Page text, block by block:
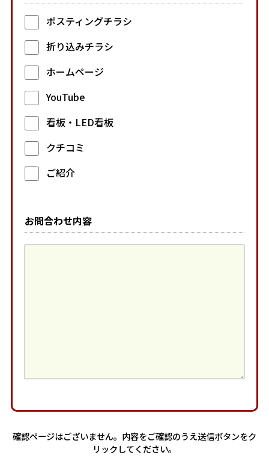
ポスティングチラシ
折り込みチラシ
ホームページ
YouTube
看板・LED看板
クチコミ
ご紹介
お問合わせ内容
確認ページはございません。内容をご確認のうえ送信ボタンをク
リックしてください。